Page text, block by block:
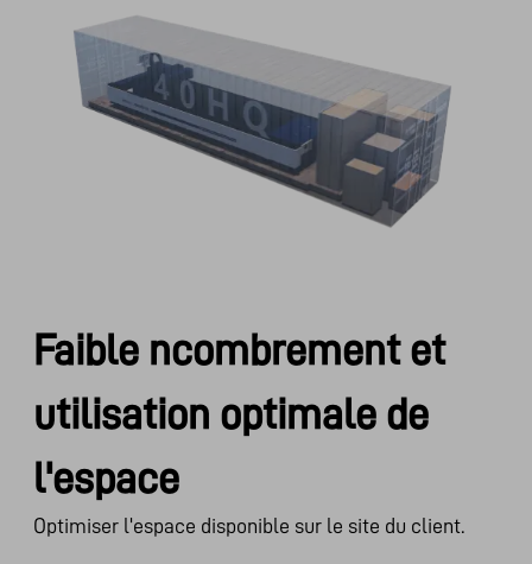
Faible ncombrement et
utilisation optimale de
l'espace
Optimiser l'espace disponible sur le site du client.